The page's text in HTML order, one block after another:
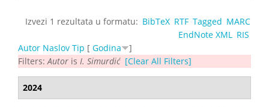
Izvezi 1 rezultata u formatu: BibTeX RTF Tagged MARC
EndNote XML
RIS
Autor Naslov Tip [ Godina
]
Filters: Autor is I. Simurdić [Clear All Filters]
2024